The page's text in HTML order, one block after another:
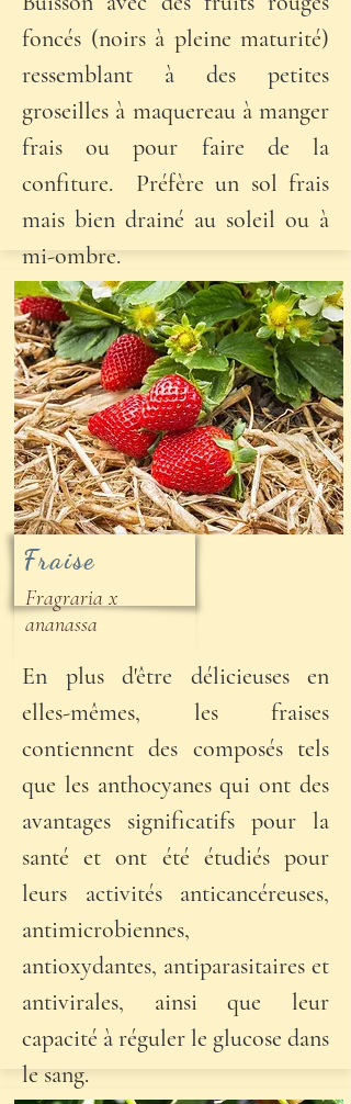
foncés (noirs à pleine maturité)
ressemblant à des petites
groseilles à maquereau à manger
frais ou pour faire de la
confiture. Préfère un sol frais
mais bien drainé au soleil ou à
mi-ombre.
Fraise
Fragraria x
ananassa
En plus d'être délicieuses en
elles-mêmes, les fraises
contiennent des composés tels
que les anthocyanes qui ont des
avantages significatifs pour la
santé et ont été étudiés pour
leurs activités anticancéreuses,
antimicrobiennes,
antioxydantes, antiparasitaires et
antivirales, ainsi que leur
capacité à réguler le glucose dans
le sang.